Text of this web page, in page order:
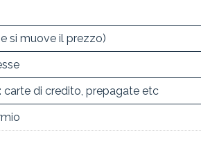
si muove il prezzo)
di credito, prepagate etc